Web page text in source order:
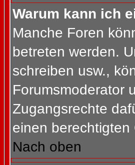
Warum kann ich
Manche Foren
betreten werden.
schreiben usw.,
Forumsmoderator
Zugangsrechte
einen
Nach oben